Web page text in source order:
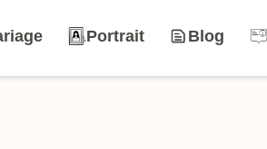
Portrait Blog